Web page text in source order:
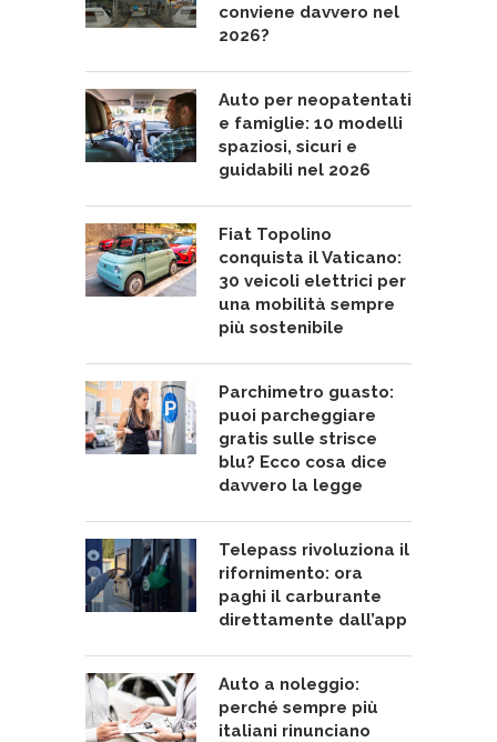
conviene davvero nel
2026?
Auto per neopatentati
e famiglie: 10 modelli
spaziosi, sicuri e
guidabili nel 2026
Fiat Topolino
conquista il Vaticano:
30 veicoli elettrici per
una mobilità sempre
più sostenibile
Parchimetro guasto:
puoi parcheggiare
gratis sulle strisce
blu? Ecco cosa dice
davvero la legge
Telepass rivoluziona il
rifornimento: ora
paghi il carburante
direttamente dall’app
Auto a noleggio:
perché sempre più
italiani rinunciano